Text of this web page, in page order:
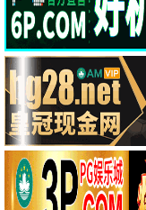
热播推荐